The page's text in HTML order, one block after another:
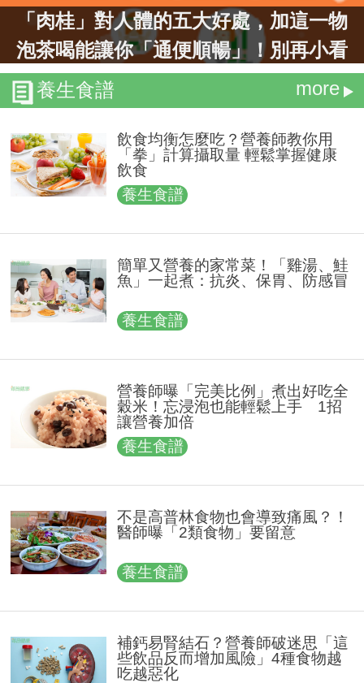
「肉桂」對人體的五大好處，加這一物
泡茶喝能讓你「通便順暢」！別再小看
它了！
養生食譜 more
飲食均衡怎麼吃？營養師教你用
「拳」計算攝取量 輕鬆掌握健康
飲食
養生食譜
簡單又營養的家常菜！「雞湯、鮭
魚」一起煮：抗炎、保胃、防感冒
養生食譜
營養師曝「完美比例」煮出好吃全
穀米！忘浸泡也能輕鬆上手 1招
讓營養加倍
養生食譜
不是高普林食物也會導致痛風？！
醫師曝「2類食物」要留意
養生食譜
補鈣易腎結石？營養師破迷思「這
些飲品反而增加風險」4種食物越
吃越惡化